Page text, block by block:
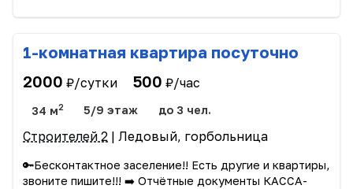
1-комнатная квартира посуточно
2000 ₽/сутки 500 ₽/час
34 м2 5/9 этаж до 3 чел.
Строителей 2 | Ледовый, горбольница
🔑Бесконтактное заселение!! Есть другие и квартиры,
звоните пишите!!! ➡️ Отчётные документы КАССА-